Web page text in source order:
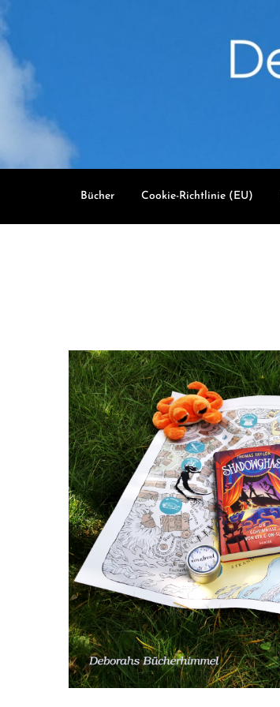
content
Bücher Cookie-Richtlinie (EU)